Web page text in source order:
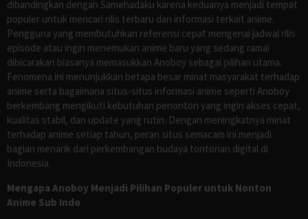
dibandingkan dengan Samehadaku karena keduanya menjadi tempat
populer untuk mencari rilis terbaru dan informasi terkait anime.
Pengguna yang membutuhkan referensi cepat mengenai jadwal rilis
episode atau ingin menemukan anime baru yang sedang ramai
dibicarakan biasanya memasukkan Anoboy sebagai pilihan utama.
Fenomena ini menunjukkan betapa besar minat masyarakat terhadap
anime serta bagaimana situs-situs informasi anime seperti Anoboy
berkembang mengikuti kebutuhan penonton yang ingin akses cepat,
kualitas stabil, dan update yang rutin. Dengan meningkatnya minat
terhadap anime setiap tahun, peran situs semacam ini menjadi
bagian menarik dari perkembangan budaya tontonan digital di
Indonesia.
Mengapa Anoboy Menjadi Pilihan Populer untuk Nonton
Anime Sub Indo